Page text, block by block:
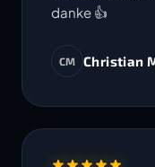
danke 👍
CM Christian